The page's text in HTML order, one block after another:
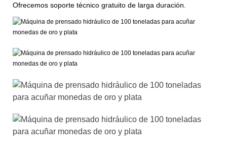
Ofrecemos soporte técnico gratuito de larga duración.